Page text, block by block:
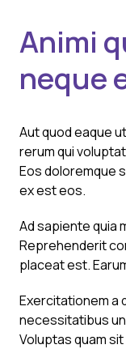
Animi
neque
Aut quod eaque
rerum qui
Eos doloremque
ex est eos.
Ad sapiente quia
Reprehenderit
placeat est.
Exercitationem a
necessitatibus
Voluptas quam